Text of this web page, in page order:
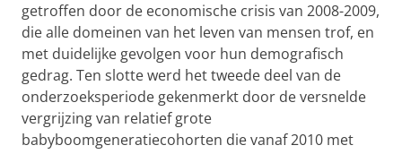
getroffen door de economische crisis van 2008-2009,
die alle domeinen van het leven van mensen trof, en
met duidelijke gevolgen voor hun demografisch
gedrag. Ten slotte werd het tweede deel van de
onderzoeksperiode gekenmerkt door de versnelde
vergrijzing van relatief grote
babyboomgeneratiecohorten die vanaf 2010 met